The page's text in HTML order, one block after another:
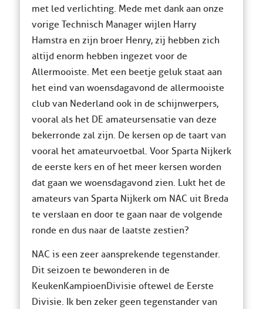
met led verlichting. Mede met dank aan onze
vorige Technisch Manager wijlen Harry
Hamstra en zijn broer Henry, zij hebben zich
altijd enorm hebben ingezet voor de
Allermooiste. Met een beetje geluk staat aan
het eind van woensdagavond de allermooiste
club van Nederland ook in de schijnwerpers,
vooral als het DE amateursensatie van deze
bekerronde zal zijn. De kersen op de taart van
vooral het amateurvoetbal. Voor Sparta Nijkerk
de eerste kers en of het meer kersen worden
dat gaan we woensdagavond zien. Lukt het de
amateurs van Sparta Nijkerk om NAC uit Breda
te verslaan en door te gaan naar de volgende
ronde en dus naar de laatste zestien?
NAC is een zeer aansprekende tegenstander.
Dit seizoen te bewonderen in de
KeukenKampioenDivisie oftewel de Eerste
Divisie. Ik ben zeker geen tegenstander van